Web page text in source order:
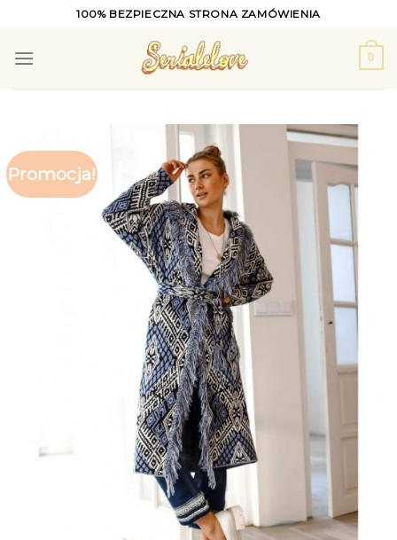
content
100% BEZPIECZNA STRONA ZAMÓWIENIA
0
Promocja!